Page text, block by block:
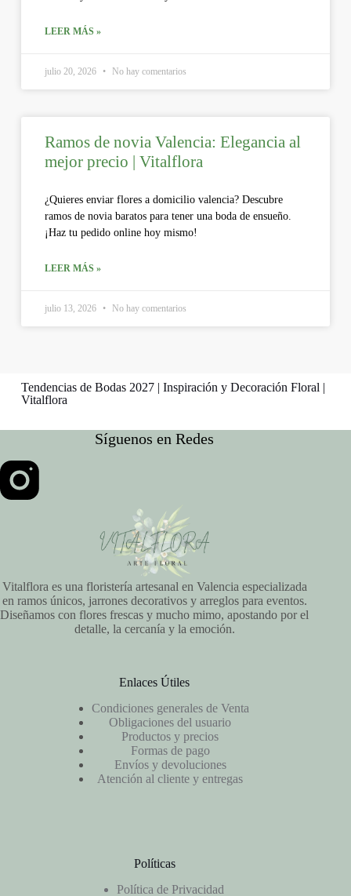
LEER MÁS »
julio 20, 2026 No hay comentarios
Ramos de novia Valencia: Elegancia al
mejor precio | Vitalflora
¿Quieres enviar flores a domicilio valencia? Descubre
ramos de novia baratos para tener una boda de ensueño.
¡Haz tu pedido online hoy mismo!
LEER MÁS »
julio 13, 2026 No hay comentarios
Tendencias de Bodas 2027 | Inspiración y Decoración Floral |
Vitalflora
Síguenos en Redes
Vitalflora es una floristería artesanal en Valencia especializada
en ramos únicos, jarrones decorativos y arreglos para eventos.
Diseñamos con flores frescas y mucho mimo, apostando por el
detalle, la cercanía y la emoción.
Enlaces Útiles
Condiciones generales de Venta
Obligaciones del usuario
Productos y precios
Formas de pago
Envíos y devoluciones
Atención al cliente y entregas
Políticas
Política de Privacidad